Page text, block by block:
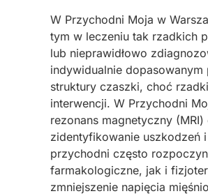
W Przychodni Moja w
tym w leczeniu tak rzadkich
lub nieprawidłowo
indywidualnie
struktury czaszki, choć
interwencji. W Przychodni
rezonans magnetyczny
zidentyfikowanie uszkodzeń
przychodni często
farmakologiczne, jak i
zmniejszenie napięcia